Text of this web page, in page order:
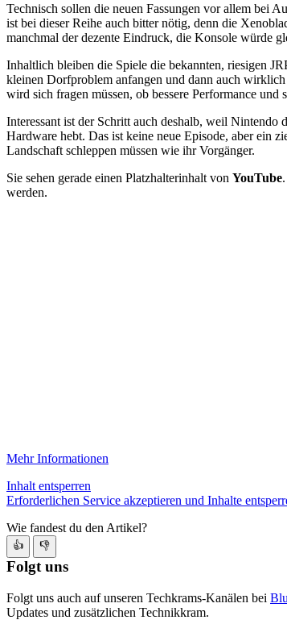
Technisch sollen die neuen Fassungen vor allem bei
ist bei dieser Reihe auch bitter nötig, denn die
manchmal der dezente Eindruck, die Konsole würde
Inhaltlich bleiben die Spiele die bekannten, riesigen
kleinen Dorfproblem anfangen und dann auch
wird sich fragen müssen, ob bessere Performance
Interessant ist der Schritt auch deshalb, weil Nintendo
Hardware hebt. Das ist keine neue Episode, aber ein
Landschaft schleppen müssen wie ihr Vorgänger.
Sie sehen gerade einen Platzhalterinhalt von YouTube
werden.
Mehr Informationen
Inhalt entsperren
Erforderlichen Service akzeptieren und Inhalte
Wie fandest du den Artikel?
👍 👎
Folgt uns
Folgt uns auch auf unseren Techkrams-Kanälen bei
Updates und zusätzlichen Technikkram.